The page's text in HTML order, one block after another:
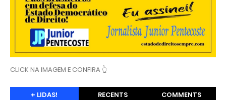
CLICK NA IMAGEM E CONFIRA 👆
+ LIDAS! RECENTS COMMENTS